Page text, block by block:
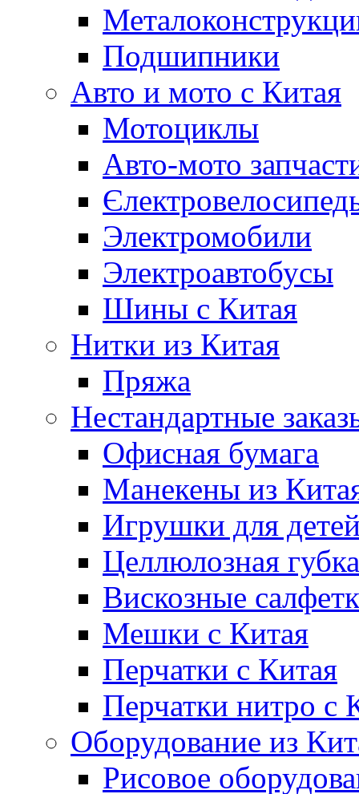
Подшипники
Авто и мото с Китая
Мотоциклы
Авто-мото
Электромобили
Электроавтобусы
Шины с Китая
Нитки из Китая
Пряжа
Нестандартные
Офисная бумага
Манекены из
Игрушки для
Целлюлозная губка
Вискозные
Мешки с Китая
Перчатки с Китая
Перчатки нитро с
Оборудование из
Рисовое